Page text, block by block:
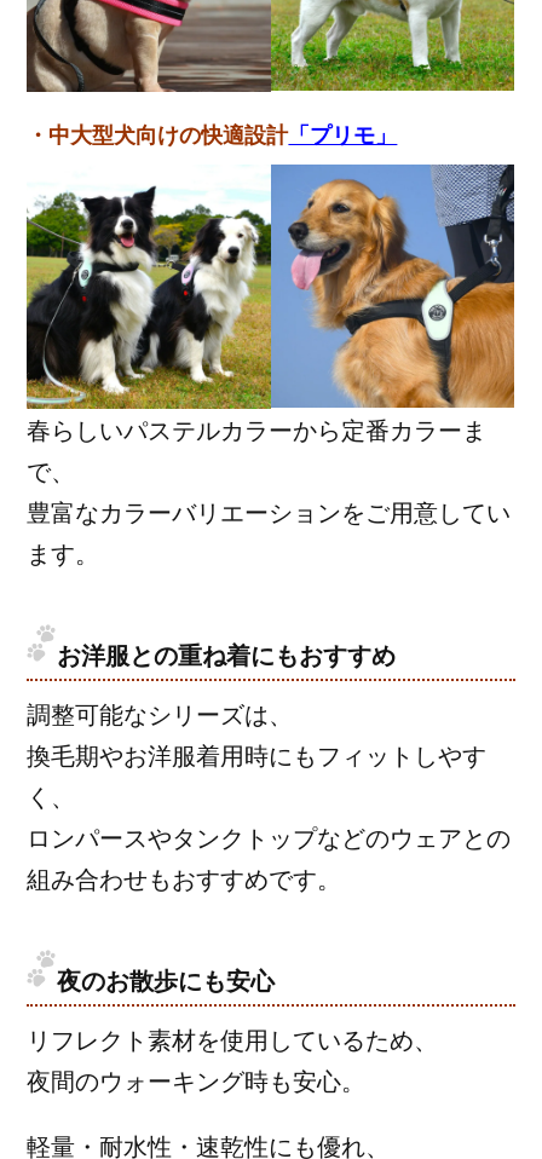
・中大型犬向けの快適設計「プリモ」
春らしいパステルカラーから定番カラーま
で、
豊富なカラーバリエーションをご用意してい
ます。
お洋服との重ね着にもおすすめ
調整可能なシリーズは、
換毛期やお洋服着用時にもフィットしやす
く、
ロンパースやタンクトップなどのウェアとの
組み合わせもおすすめです。
夜のお散歩にも安心
リフレクト素材を使用しているため、
夜間のウォーキング時も安心。
軽量・耐水性・速乾性にも優れ、